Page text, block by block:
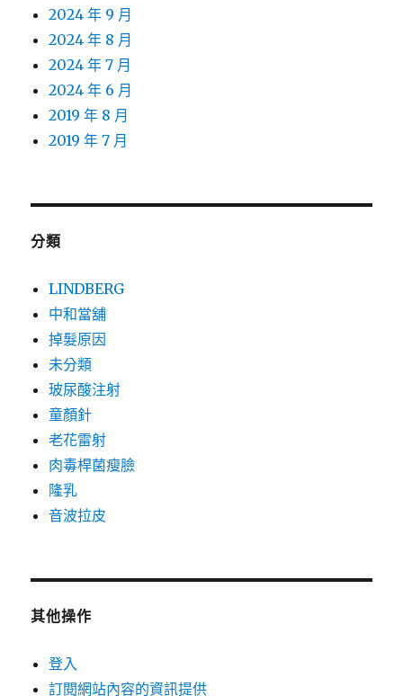
2024 年 9 月
2024 年 8 月
2024 年 7 月
2024 年 6 月
2019 年 8 月
2019 年 7 月
分類
LINDBERG
中和當舖
掉髮原因
未分類
玻尿酸注射
童顏針
老花雷射
肉毒桿菌瘦臉
隆乳
音波拉皮
其他操作
登入
訂閱網站內容的資訊提供